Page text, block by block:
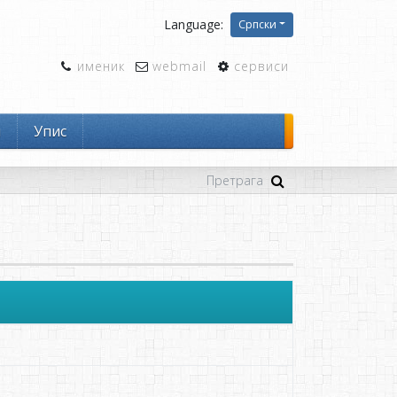
Language: Српски
именик webmail сервиси
Упис